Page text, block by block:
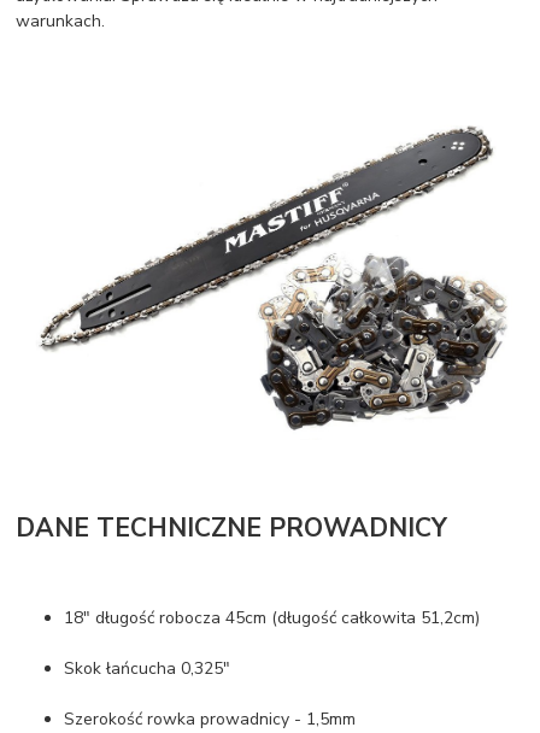
warunkach.
DANE TECHNICZNE PROWADNICY
18" długość robocza 45cm (długość całkowita 51,2cm)
Skok łańcucha 0,325"
Szerokość rowka prowadnicy - 1,5mm